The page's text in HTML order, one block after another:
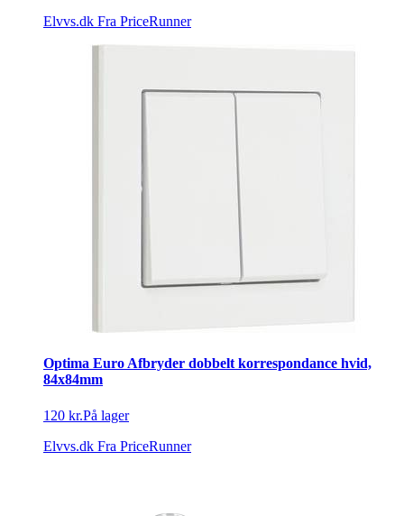
Elvvs.dk Fra PriceRunner
Optima Euro Afbryder dobbelt korrespondance hvid,
84x84mm
120 kr.På lager
Elvvs.dk Fra PriceRunner